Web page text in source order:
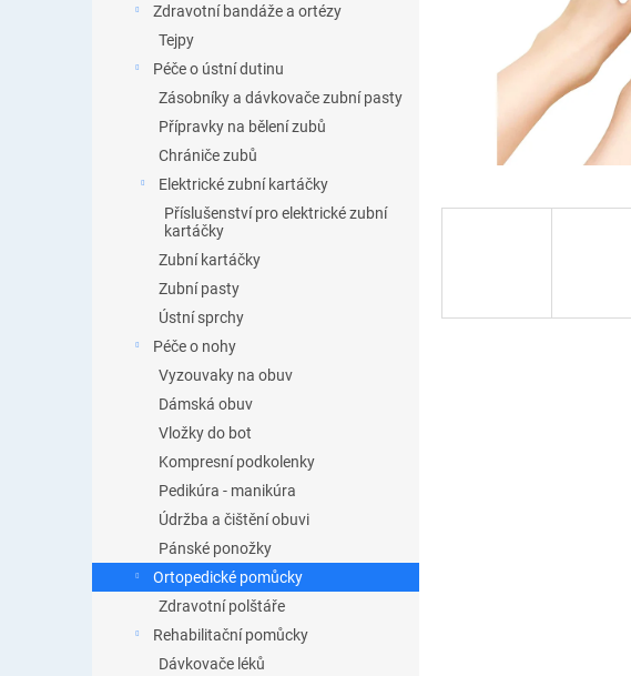
Zdravotní bandáže a ortézy
Tejpy
Péče o ústní dutinu
Zásobníky a dávkovače zubní pasty
Přípravky na bělení zubů
Chrániče zubů
Elektrické zubní kartáčky
Příslušenství pro elektrické zubní
kartáčky
Zubní kartáčky
Zubní pasty
Ústní sprchy
Péče o nohy
Vyzouvaky na obuv
Dámská obuv
Vložky do bot
Kompresní podkolenky
Pedikúra - manikúra
Údržba a čištění obuvi
Pánské ponožky
Ortopedické pomůcky
Zdravotní polštáře
Rehabilitační pomůcky
Dávkovače léků